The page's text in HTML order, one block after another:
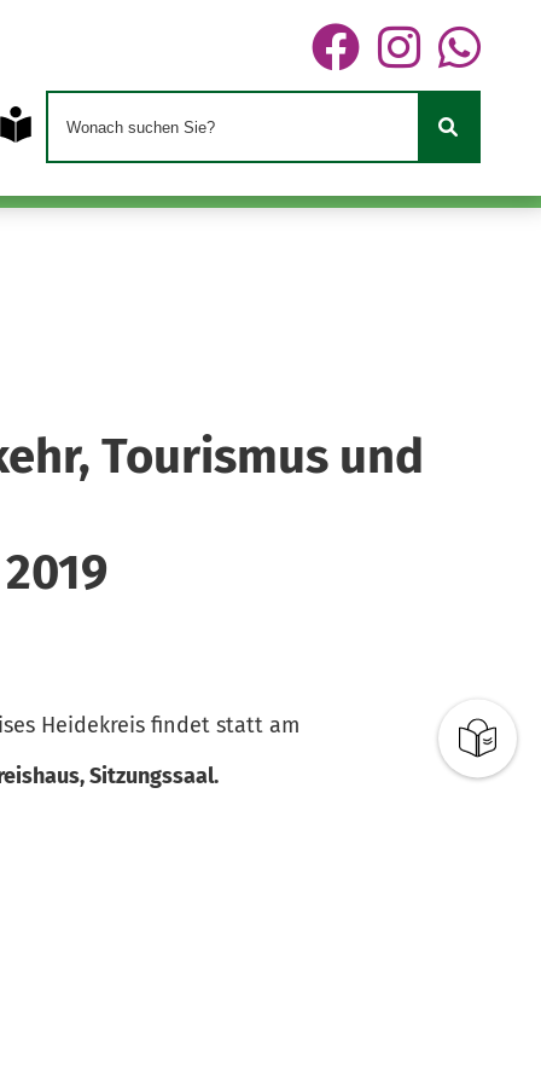
Tourismus und
Heidekreis findet statt am
Sitzungssaal.